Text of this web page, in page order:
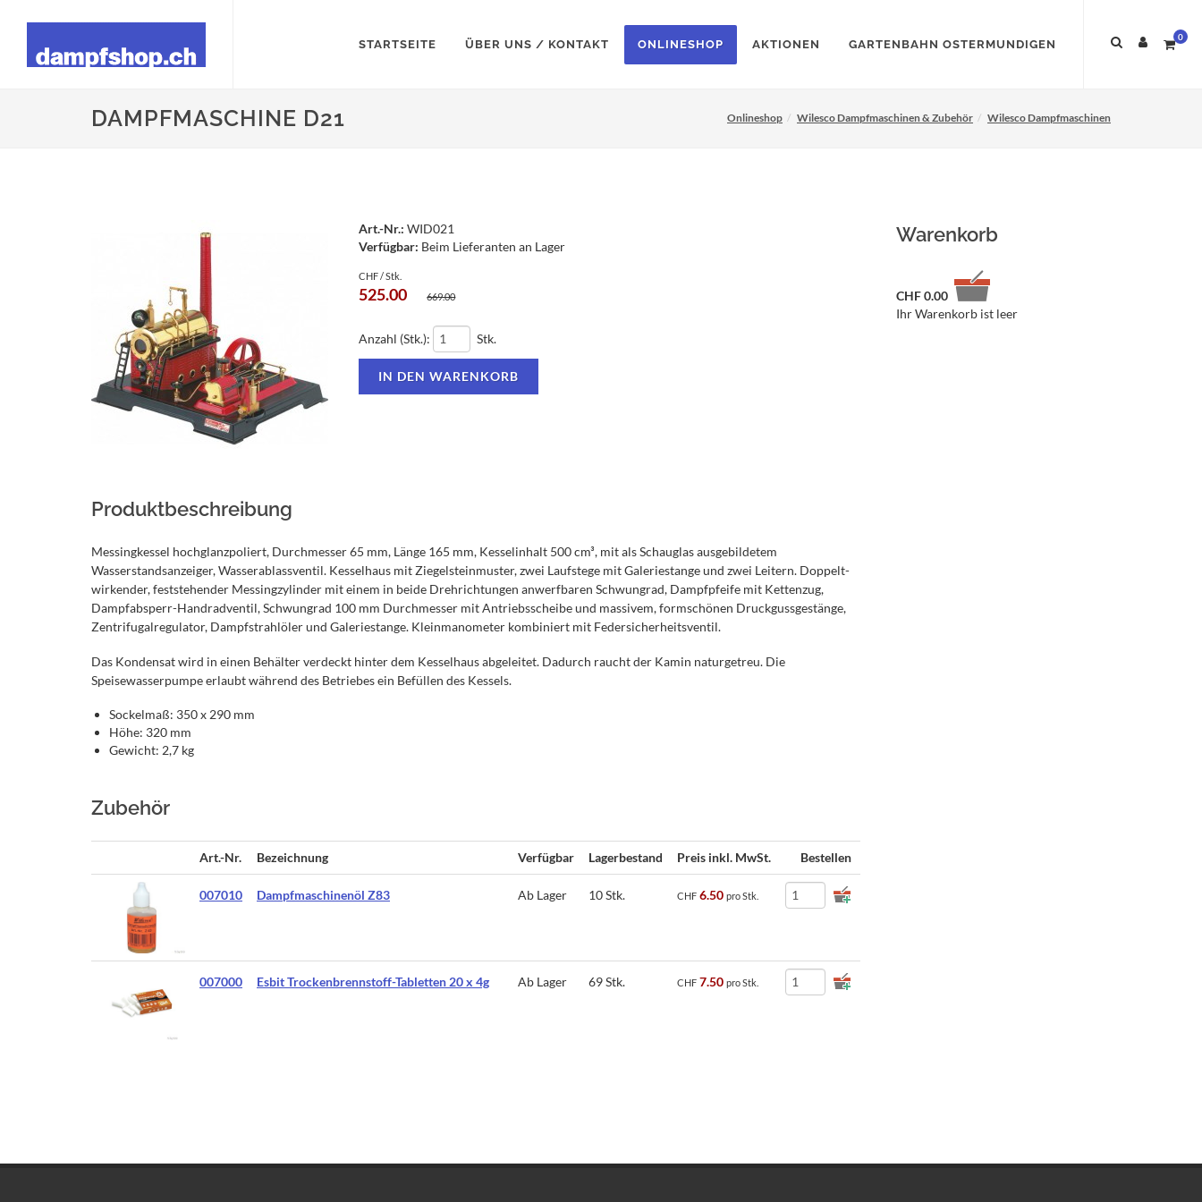
STARTSEITE ÜBER UNS / KONTAKT ONLINESHOP AKTIONEN GARTENBAHN OSTERMUNDIGEN
0
DAMPFMASCHINE D21 Onlineshop Wilesco Dampfmaschinen & Zubehör Wilesco Dampfmaschinen
Art.-Nr.: WID021
Verfügbar: Beim Lieferanten an Lager
CHF / Stk.
525.00 669.00
Anzahl (Stk.): Stk.
Produktbeschreibung
Messingkessel hochglanzpoliert, Durchmesser 65 mm, Länge 165 mm, Kesselinhalt 500 cm³, mit als Schauglas ausgebildetem
Wasserstandsanzeiger, Wasserablassventil. Kesselhaus mit Ziegelsteinmuster, zwei Laufstege mit Galeriestange und zwei Leitern. Doppelt-
wirkender, feststehender Messingzylinder mit einem in beide Drehrichtungen anwerfbaren Schwungrad, Dampfpfeife mit Kettenzug,
Dampfabsperr-Handradventil, Schwungrad 100 mm Durchmesser mit Antriebsscheibe und massivem, formschönen Druckgussgestänge,
Zentrifugalregulator, Dampfstrahlöler und Galeriestange. Kleinmanometer kombiniert mit Federsicherheitsventil.
Das Kondensat wird in einen Behälter verdeckt hinter dem Kesselhaus abgeleitet. Dadurch raucht der Kamin naturgetreu. Die
Speisewasserpumpe erlaubt während des Betriebes ein Befüllen des Kessels.
Sockelmaß: 350 x 290 mm
Höhe: 320 mm
Gewicht: 2,7 kg
Zubehör
Art.-Nr. Bezeichnung Verfügbar Lagerbestand Preis inkl. MwSt. Bestellen
007010 Dampfmaschinenöl Z83 Ab Lager 10 Stk. CHF 6.50 pro Stk.
007000 Esbit Trockenbrennstoff-Tabletten 20 x 4g Ab Lager 69 Stk. CHF 7.50 pro Stk.
Warenkorb
CHF0.00
Ihr Warenkorb ist leer